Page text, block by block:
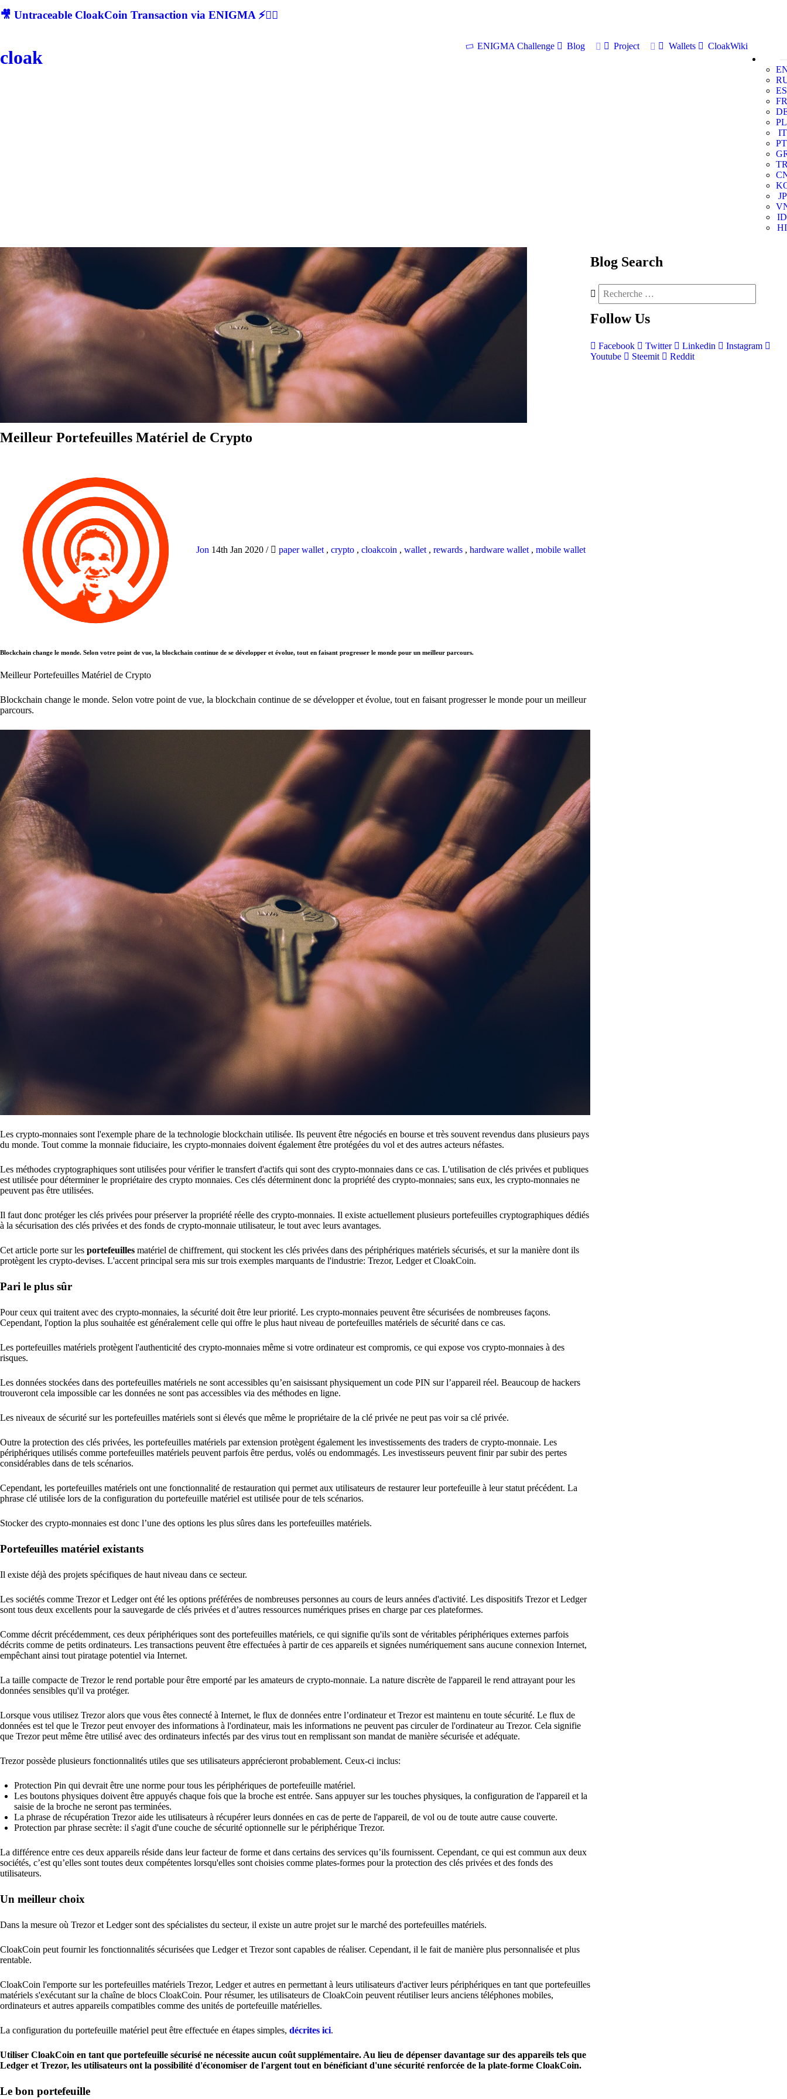
🎥 Untraceable CloakCoin Transaction via ENIGMA ⚡🕵‍♂
cloak
ENIGMA Challenge Blog Project Wallets
CloakWiki
ES
FR
PL
IT
PT
JP
ID
HI
Meilleur Portefeuilles Matériel de Crypto
Jon 14th Jan 2020 / paper wallet , crypto , cloakcoin , wallet , rewards , hardware wallet , mobile wallet
Blockchain change le monde. Selon votre point de vue, la blockchain continue de se développer et évolue, tout en faisant progresser le monde pour un meilleur parcours.
Meilleur Portefeuilles Matériel de Crypto
Blockchain change le monde. Selon votre point de vue, la blockchain continue de se développer et évolue, tout en faisant progresser le monde pour un meilleur
parcours.
Les crypto-monnaies sont l'exemple phare de la technologie blockchain utilisée. Ils peuvent être négociés en bourse et très souvent revendus dans plusieurs pays
du monde. Tout comme la monnaie fiduciaire, les crypto-monnaies doivent également être protégées du vol et des autres acteurs néfastes.
Les méthodes cryptographiques sont utilisées pour vérifier le transfert d'actifs qui sont des crypto-monnaies dans ce cas. L'utilisation de clés privées et publiques
est utilisée pour déterminer le propriétaire des crypto monnaies. Ces clés déterminent donc la propriété des crypto-monnaies; sans eux, les crypto-monnaies ne
peuvent pas être utilisées.
Il faut donc protéger les clés privées pour préserver la propriété réelle des crypto-monnaies. Il existe actuellement plusieurs portefeuilles cryptographiques dédiés
à la sécurisation des clés privées et des fonds de crypto-monnaie utilisateur, le tout avec leurs avantages.
Cet article porte sur les portefeuilles matériel de chiffrement, qui stockent les clés privées dans des périphériques matériels sécurisés, et sur la manière dont ils
protègent les crypto-devises. L'accent principal sera mis sur trois exemples marquants de l'industrie: Trezor, Ledger et CloakCoin.
Pari le plus sûr
Pour ceux qui traitent avec des crypto-monnaies, la sécurité doit être leur priorité. Les crypto-monnaies peuvent être sécurisées de nombreuses façons.
Cependant, l'option la plus souhaitée est généralement celle qui offre le plus haut niveau de portefeuilles matériels de sécurité dans ce cas.
Les portefeuilles matériels protègent l'authenticité des crypto-monnaies même si votre ordinateur est compromis, ce qui expose vos crypto-monnaies à des
risques.
Les données stockées dans des portefeuilles matériels ne sont accessibles qu’en saisissant physiquement un code PIN sur l’appareil réel. Beaucoup de hackers
trouveront cela impossible car les données ne sont pas accessibles via des méthodes en ligne.
Les niveaux de sécurité sur les portefeuilles matériels sont si élevés que même le propriétaire de la clé privée ne peut pas voir sa clé privée.
Outre la protection des clés privées, les portefeuilles matériels par extension protègent également les investissements des traders de crypto-monnaie. Les
périphériques utilisés comme portefeuilles matériels peuvent parfois être perdus, volés ou endommagés. Les investisseurs peuvent finir par subir des pertes
considérables dans de tels scénarios.
Cependant, les portefeuilles matériels ont une fonctionnalité de restauration qui permet aux utilisateurs de restaurer leur portefeuille à leur statut précédent. La
phrase clé utilisée lors de la configuration du portefeuille matériel est utilisée pour de tels scénarios.
Stocker des crypto-monnaies est donc l’une des options les plus sûres dans les portefeuilles matériels.
Portefeuilles matériel existants
Il existe déjà des projets spécifiques de haut niveau dans ce secteur.
Les sociétés comme Trezor et Ledger ont été les options préférées de nombreuses personnes au cours de leurs années d'activité. Les dispositifs Trezor et Ledger
sont tous deux excellents pour la sauvegarde de clés privées et d’autres ressources numériques prises en charge par ces plateformes.
Comme décrit précédemment, ces deux périphériques sont des portefeuilles matériels, ce qui signifie qu'ils sont de véritables périphériques externes parfois
décrits comme de petits ordinateurs. Les transactions peuvent être effectuées à partir de ces appareils et signées numériquement sans aucune connexion Internet,
empêchant ainsi tout piratage potentiel via Internet.
La taille compacte de Trezor le rend portable pour être emporté par les amateurs de crypto-monnaie. La nature discrète de l'appareil le rend attrayant pour les
données sensibles qu'il va protéger.
Lorsque vous utilisez Trezor alors que vous êtes connecté à Internet, le flux de données entre l’ordinateur et Trezor est maintenu en toute sécurité. Le flux de
données est tel que le Trezor peut envoyer des informations à l'ordinateur, mais les informations ne peuvent pas circuler de l'ordinateur au Trezor. Cela signifie
que Trezor peut même être utilisé avec des ordinateurs infectés par des virus tout en remplissant son mandat de manière sécurisée et adéquate.
Trezor possède plusieurs fonctionnalités utiles que ses utilisateurs apprécieront probablement. Ceux-ci inclus:
Protection Pin qui devrait être une norme pour tous les périphériques de portefeuille matériel.
Les boutons physiques doivent être appuyés chaque fois que la broche est entrée. Sans appuyer sur les touches physiques, la configuration de l'appareil et la
saisie de la broche ne seront pas terminées.
La phrase de récupération Trezor aide les utilisateurs à récupérer leurs données en cas de perte de l'appareil, de vol ou de toute autre cause couverte.
Protection par phrase secrète: il s'agit d'une couche de sécurité optionnelle sur le périphérique Trezor.
La différence entre ces deux appareils réside dans leur facteur de forme et dans certains des services qu’ils fournissent. Cependant, ce qui est commun aux deux
sociétés, c’est qu’elles sont toutes deux compétentes lorsqu'elles sont choisies comme plates-formes pour la protection des clés privées et des fonds des
utilisateurs.
Un meilleur choix
Dans la mesure où Trezor et Ledger sont des spécialistes du secteur, il existe un autre projet sur le marché des portefeuilles matériels.
CloakCoin peut fournir les fonctionnalités sécurisées que Ledger et Trezor sont capables de réaliser. Cependant, il le fait de manière plus personnalisée et plus
rentable.
CloakCoin l'emporte sur les portefeuilles matériels Trezor, Ledger et autres en permettant à leurs utilisateurs d'activer leurs périphériques en tant que portefeuilles
matériels s'exécutant sur la chaîne de blocs CloakCoin. Pour résumer, les utilisateurs de CloakCoin peuvent réutiliser leurs anciens téléphones mobiles,
ordinateurs et autres appareils compatibles comme des unités de portefeuille matérielles.
La configuration du portefeuille matériel peut être effectuée en étapes simples, décrites ici.
Utiliser CloakCoin en tant que portefeuille sécurisé ne nécessite aucun coût supplémentaire. Au lieu de dépenser davantage sur des appareils tels que
Ledger et Trezor, les utilisateurs ont la possibilité d'économiser de l'argent tout en bénéficiant d'une sécurité renforcée de la plate-forme CloakCoin.
Le bon portefeuille
Blog Search
Follow Us
Facebook Twitter Linkedin
Instagram
Youtube
Steemit Reddit